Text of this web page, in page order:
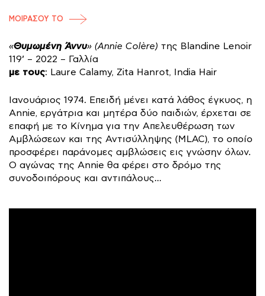
«Θυμωμένη Άννυ» (Annie Colère) της Blandine Lenoir
119’ – 2022 – Γαλλία
με τους: Laure Calamy, Zita Hanrot, India Hair
Ιανουάριος 1974. Επειδή μένει κατά λάθος έγκυος, η
Annie, εργάτρια και μητέρα δύο παιδιών, έρχεται σε
επαφή με το Κίνημα για την Απελευθέρωση των
Αμβλώσεων και της Αντισύλληψης (MLAC), το οποίο
προσφέρει παράνομες αμβλώσεις εις γνώσην όλων.
Ο αγώνας της Annie θα φέρει στο δρόμο της
συνοδοιπόρους και αντιπάλους…
ΜΟΙΡΑΣΟΥ ΤΟ